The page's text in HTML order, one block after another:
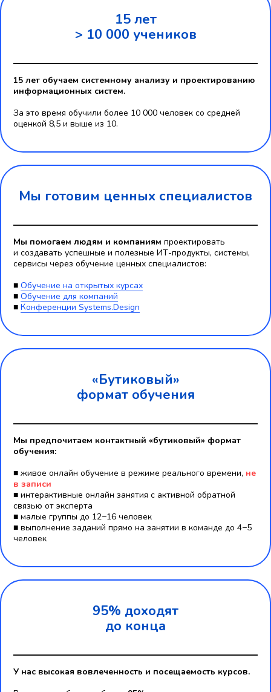
15 лет
> 10 000 учеников
15 лет обучаем системному анализу и проектированию
информационных систем.
За это время обучили более 10 000 человек со средней
оценкой 8,5 и выше из 10.
Мы готовим ценных специалистов
Мы помогаем людям и компаниям проектировать
и создавать успешные и полезные ИТ-продукты, системы,
сервисы через обучение ценных специалистов:
■ Обучение на открытых курсах
■ Обучение для компаний
■ Конференции Systems.Design
«Бутиковый»
формат обучения
Мы предпочитаем контактный «бутиковый» формат
обучения:
■ живое онлайн обучение в режиме реального времени, не
в записи
■ интерактивные онлайн занятия c активной обратной
связью от эксперта
■ малые группы до 12−16 человек
■ выполнение заданий прямо на занятии в команде до 4−5
человек
95% доходят
до конца
У нас высокая вовлеченность и посещаемость курсов.